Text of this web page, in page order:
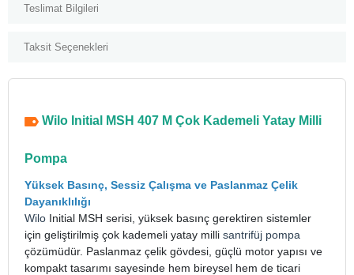
Teslimat Bilgileri
Taksit Seçenekleri
Wilo Initial MSH 407 M Çok Kademeli Yatay Milli
Pompa
Yüksek Basınç, Sessiz Çalışma ve Paslanmaz Çelik
Dayanıklılığı
Wilo Initial MSH serisi, yüksek basınç gerektiren sistemler
için geliştirilmiş çok kademeli yatay milli santrifüj pompa
çözümüdür. Paslanmaz çelik gövdesi, güçlü motor yapısı ve
kompakt tasarımı sayesinde hem bireysel hem de ticari